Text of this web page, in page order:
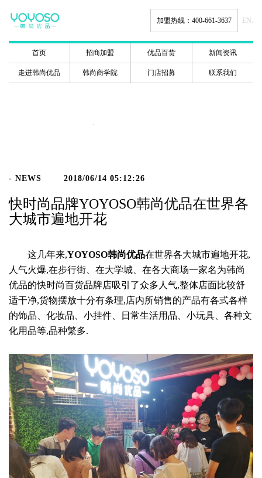
加盟热线：400-661-3637 EN.
首页 招商加盟 优品百货 新闻资讯
走进韩尚优品 韩尚商学院 门店招募 联系我们
- NEWS 2018/06/14 05:12:26
快时尚品牌YOYOSO韩尚优品在世界各
大城市遍地开花
这几年来,YOYOSO韩尚优品在世界各大城市遍地开花,
人气火爆,在步行街、在大学城、在各大商场一家名为韩尚
优品的快时尚百货品牌店吸引了众多人气,整体店面比较舒
适干净,货物摆放十分有条理,店内所销售的产品有各式各样
的饰品、化妆品、小挂件、日常生活用品、小玩具、各种文
化用品等,品种繁多.